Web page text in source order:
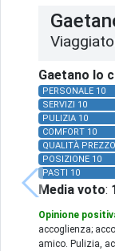
Gaetano lo
PERSONALE 10
SERVIZI 10
PULIZIA 10
COMFORT 10
QUALITÀ
POSIZIONE 10
PASTI 10
Media voto:
Opinione
accoglienza;
amico. Pulizia,